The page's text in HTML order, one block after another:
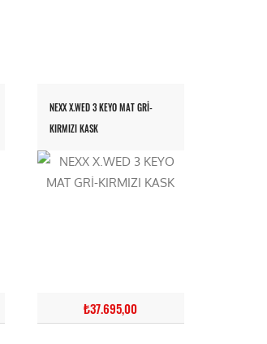
NEXX X.WED 3 KEYO MAT GRİ-
KIRMIZI KASK
₺37.695,00